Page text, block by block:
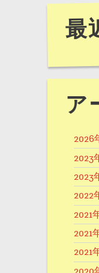
最
ア
2026
2023
2023
2022
2021
2021
2021